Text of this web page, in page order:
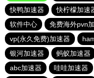
快鸭加速器
快柠檬加速
软件中心
免费海外pvn
vp(永久免费)加速器
银河加速器
蚂蚁加速器
abc加速器
哇哇加速器